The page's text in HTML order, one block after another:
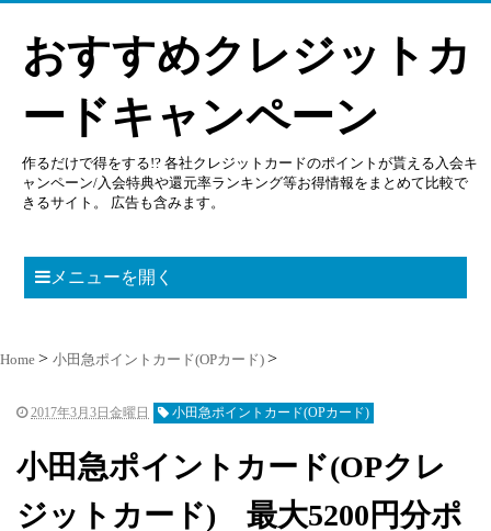
おすすめクレジットカ
ードキャンペーン
作るだけで得をする!? 各社クレジットカードのポイントが貰える入会キ
ャンペーン/入会特典や還元率ランキング等お得情報をまとめて比較で
きるサイト。 広告も含みます。
メニューを開く
Home 小田急ポイントカード(OPカード)
2017年3月3日金曜日 小田急ポイントカード(OPカード)
小田急ポイントカード(OPクレ
ジットカード) 最大5200円分ポ